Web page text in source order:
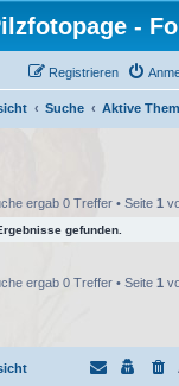
-
Registrieren
Suche Aktive
ergab 0 Treffer • Seite 1
gefunden.
ergab 0 Treffer • Seite 1